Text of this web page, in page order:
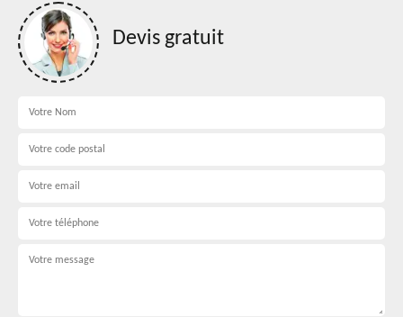
Devis gratuit